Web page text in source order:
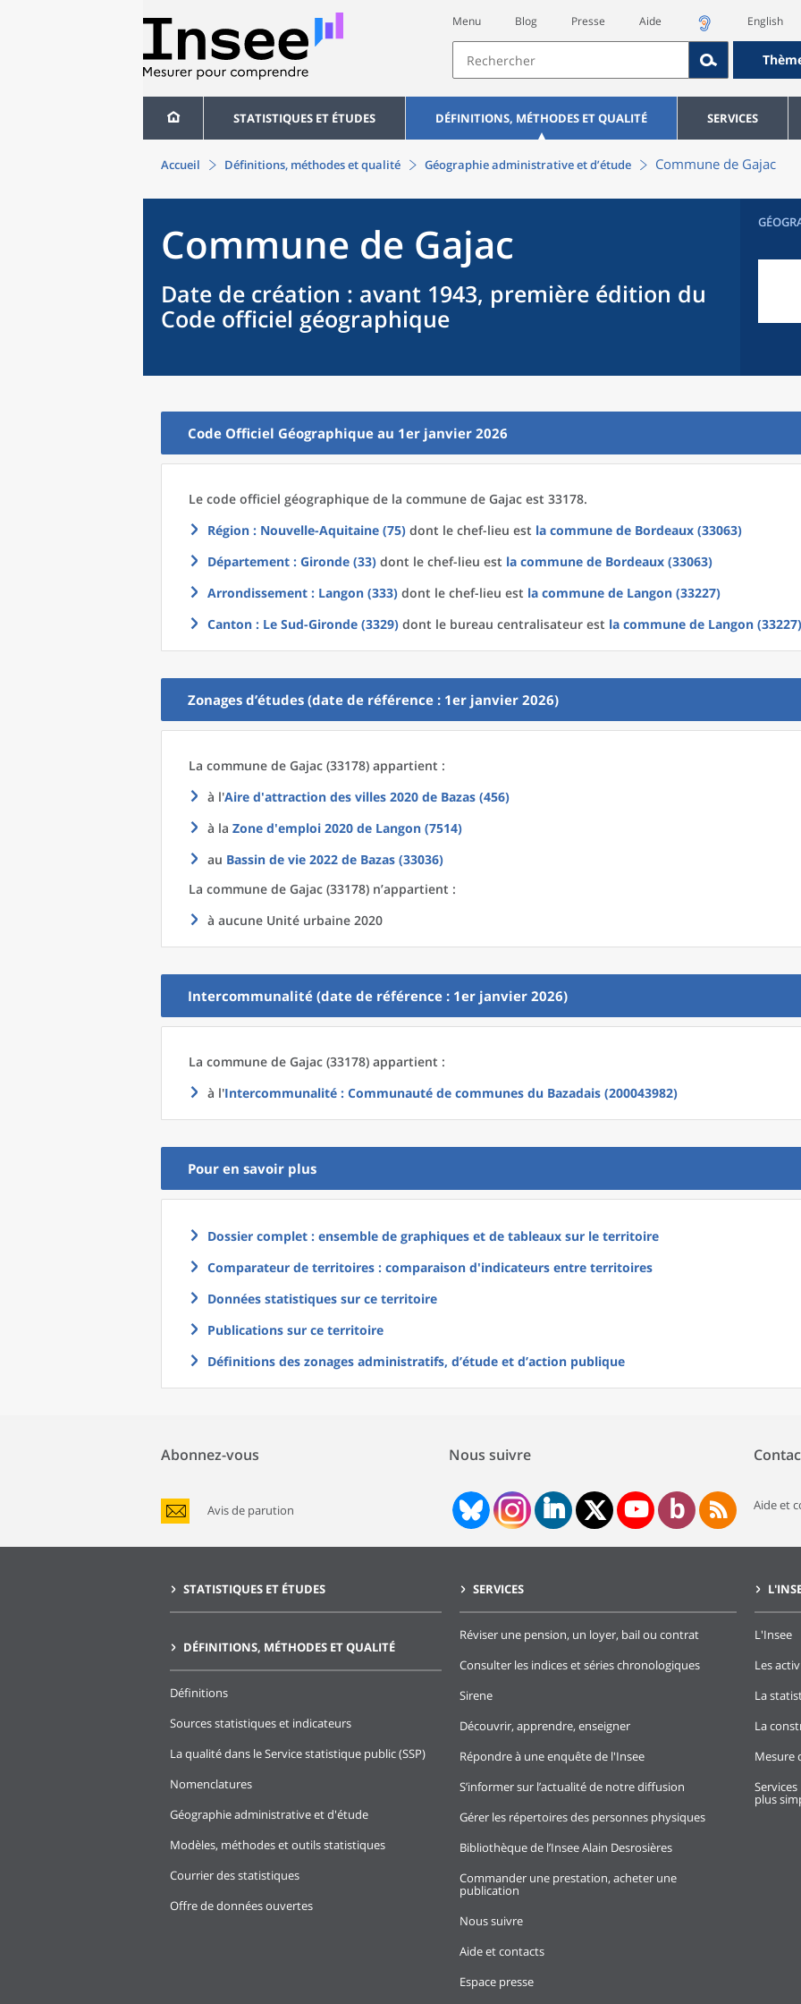
Menu Blog Presse Aide English
STATISTIQUES ET ÉTUDES DÉFINITIONS, MÉTHODES ET QUALITÉ SERVICES
Accueil Définitions, méthodes et qualité Géographie administrative et d’étude Commune de Gajac
Commune de Gajac
Date de création : avant 1943, première édition du
Code officiel géographique
Code Officiel Géographique au 1er janvier 2026
Le code officiel géographique de la commune de Gajac est 33178.
Région : Nouvelle-Aquitaine (75) dont le chef-lieu est la commune de Bordeaux (33063)
Département : Gironde (33) dont le chef-lieu est la commune de Bordeaux (33063)
Arrondissement : Langon (333) dont le chef-lieu est la commune de Langon (33227)
Canton : Le Sud-Gironde (3329) dont le bureau centralisateur est la commune de Langon (33227)
Zonages d’études (date de référence : 1er janvier 2026)
La commune de Gajac (33178) appartient :
à l'Aire d'attraction des villes 2020 de Bazas (456)
à la Zone d'emploi 2020 de Langon (7514)
au Bassin de vie 2022 de Bazas (33036)
La commune de Gajac (33178) n’appartient :
à aucune Unité urbaine 2020
Intercommunalité (date de référence : 1er janvier 2026)
La commune de Gajac (33178) appartient :
à l'Intercommunalité : Communauté de communes du Bazadais (200043982)
Pour en savoir plus
Dossier complet : ensemble de graphiques et de tableaux sur le territoire
Comparateur de territoires : comparaison d'indicateurs entre territoires
Données statistiques sur ce territoire
Publications sur ce territoire
Définitions des zonages administratifs, d’étude et d’action publique
Abonnez-vous
Avis de parution
Nous suivre
Aide et
STATISTIQUES ET ÉTUDES
DÉFINITIONS, MÉTHODES ET QUALITÉ
Définitions
Sources statistiques et indicateurs
La qualité dans le Service statistique public (SSP)
Nomenclatures
Géographie administrative et d'étude
Modèles, méthodes et outils statistiques
Courrier des statistiques
Offre de données ouvertes
SERVICES
Réviser une pension, un loyer, bail ou contrat
Consulter les indices et séries chronologiques
Sirene
Découvrir, apprendre, enseigner
Répondre à une enquête de l'Insee
S’informer sur l’actualité de notre diffusion
Gérer les répertoires des personnes physiques
Bibliothèque de l’Insee Alain Desrosières
Commander une prestation, acheter une
publication
Nous suivre
Aide et contacts
Espace presse
L'Insee
Les
La
La
Mesure
plus